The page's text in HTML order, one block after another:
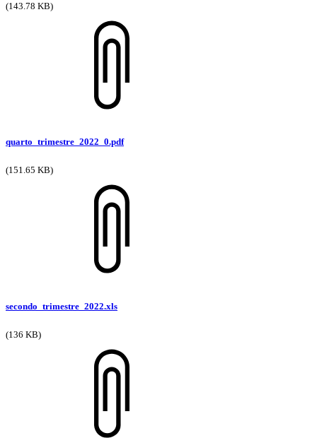
(143.78 KB)
quarto_trimestre_2022_0.pdf
(151.65 KB)
secondo_trimestre_2022.xls
(136 KB)